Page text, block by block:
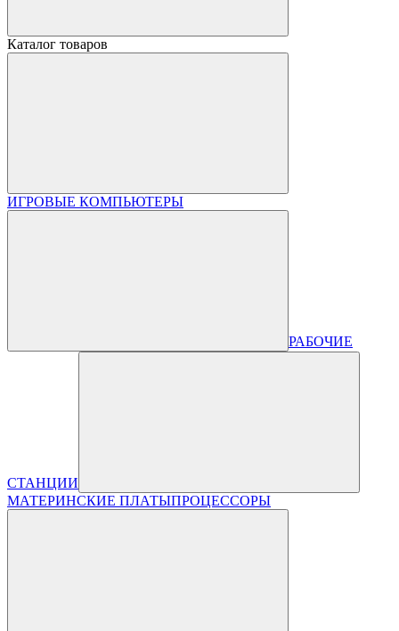
Каталог товаров
ИГРОВЫЕ КОМПЬЮТЕРЫ
РАБОЧИЕ
СТАНЦИИ
МАТЕРИНСКИЕ ПЛАТЫПРОЦЕССОРЫ